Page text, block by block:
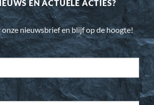
EN ACTUELE ACTIES?
nieuwsbrief en blijf op de hoogte!